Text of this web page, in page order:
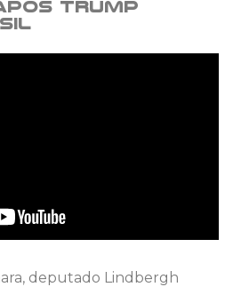
Trump
deputado Lindbergh